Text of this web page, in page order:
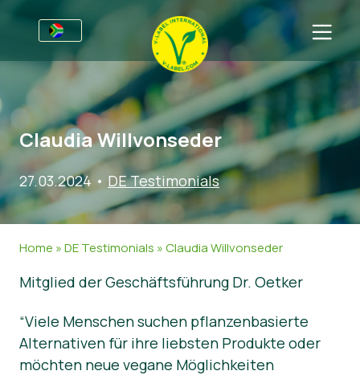
For Businesses
Information for Producers
V-Label Webinars
Benefits
Criteria for the V-Label
Resources
Get certified
Sectors
General Information
Food
Cosmetics & Cleaning Agents
Non-Food
Gastronomy
FAQ
For Consumers
General Information
Certified Products
About Us
About Us
Get in touch
Get certified
Report a Misuse
Customer area
Claudia Willvonseder
27.03.2024 • DE Testimonials
Home »DE Testimonials »Claudia Willvonseder
Mitglied der Geschäftsführung Dr. Oetker
“Viele Menschen suchen pflanzenbasierte
Alternativen für ihre liebsten Produkte oder
möchten neue vegane Möglichkeiten